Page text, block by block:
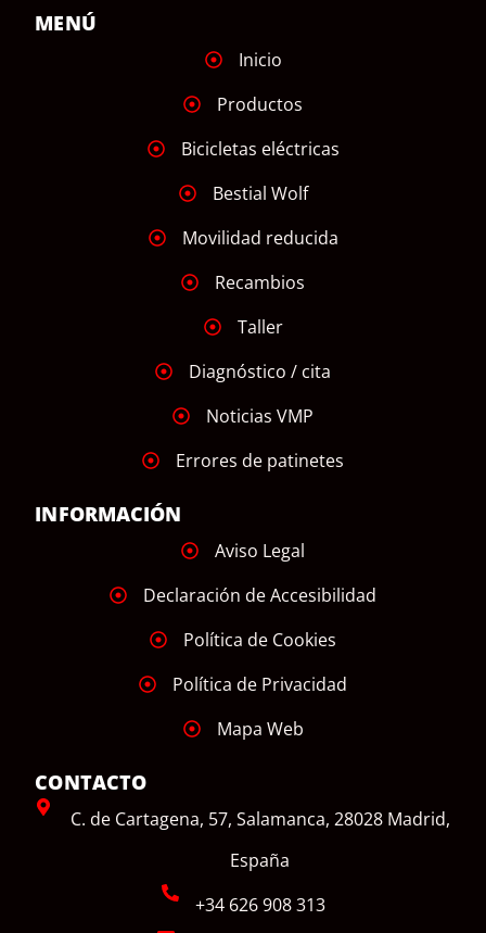
MENÚ
Inicio
Productos
Bicicletas eléctricas
Bestial Wolf
Movilidad reducida
Recambios
Taller
Diagnóstico / cita
Noticias VMP
Errores de patinetes
INFORMACIÓN
Aviso Legal
Declaración de Accesibilidad
Política de Cookies
Política de Privacidad
Mapa Web
CONTACTO
C. de Cartagena, 57, Salamanca, 28028 Madrid,
España
+34 626 908 313